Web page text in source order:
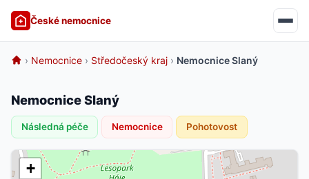
České nemocnice
› Nemocnice › Středočeský kraj › Nemocnice Slaný
Nemocnice Slaný
Následná péče Nemocnice Pohotovost
+